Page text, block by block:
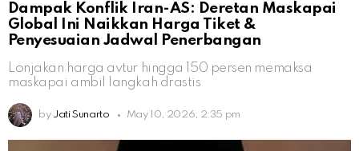
Dampak Konflik Iran-AS: Deretan Maskapai
Global Ini Naikkan Harga Tiket &
Penyesuaian Jadwal Penerbangan
Lonjakan harga avtur hingga 150 persen memaksa
maskapai ambil langkah drastis
by Jati Sunarto May 10, 2026, 2:35 pm